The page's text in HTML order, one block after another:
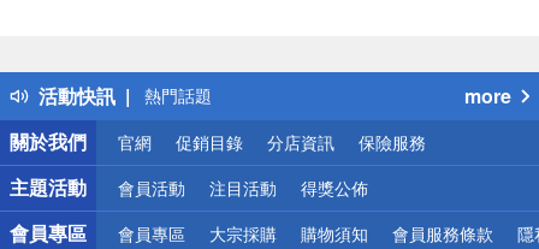
活動快訊
得獎公告
熱門話題
銀行優惠
偏遠地區配送
詐騙網頁！請小心！
more
關於我們
官網 促銷目錄 分店資訊 保險服務
主題活動 會員活動 注目活動 得獎公佈
會員專區 會員專區 大宗採購 購物須知 會員服務條款 隱